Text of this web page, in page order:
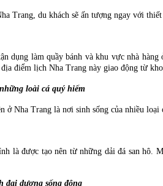
Trang, du khách sẽ ấn tượng ngay với
dụng làm quầy bánh và khu vực nhà
điểm lịch Nha Trang này giao động từ
loài cá quý hiếm
ở Nha Trang là nơi sinh sống của nhiều
là được tạo nên từ những dải đá san hô.
đại dương sống động